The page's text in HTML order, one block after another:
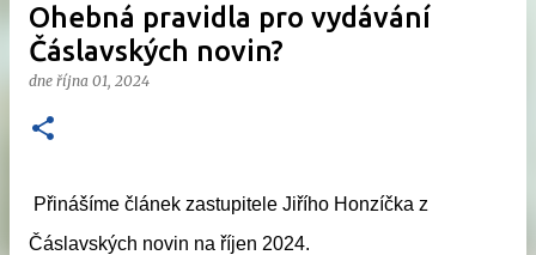
Ohebná pravidla pro vydávání
Čáslavských novin?
dne října 01, 2024
Přinášíme článek zastupitele Jiřího Honzíčka z
Čáslavských novin na říjen 2024.